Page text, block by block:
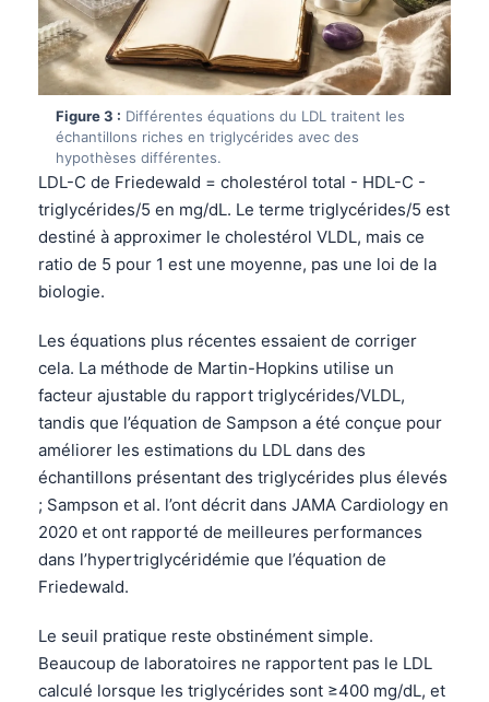
Figure 3 : Différentes équations du LDL traitent les
échantillons riches en triglycérides avec des
hypothèses différentes.
LDL-C de Friedewald = cholestérol total - HDL-C -
triglycérides/5 en mg/dL. Le terme triglycérides/5 est
destiné à approximer le cholestérol VLDL, mais ce
ratio de 5 pour 1 est une moyenne, pas une loi de la
biologie.
Les équations plus récentes essaient de corriger
cela. La méthode de Martin-Hopkins utilise un
facteur ajustable du rapport triglycérides/VLDL,
tandis que l’équation de Sampson a été conçue pour
améliorer les estimations du LDL dans des
échantillons présentant des triglycérides plus élevés
; Sampson et al. l’ont décrit dans JAMA Cardiology en
2020 et ont rapporté de meilleures performances
dans l’hypertriglycéridémie que l’équation de
Friedewald.
Le seuil pratique reste obstinément simple.
Beaucoup de laboratoires ne rapportent pas le LDL
calculé lorsque les triglycérides sont ≥400 mg/dL, et